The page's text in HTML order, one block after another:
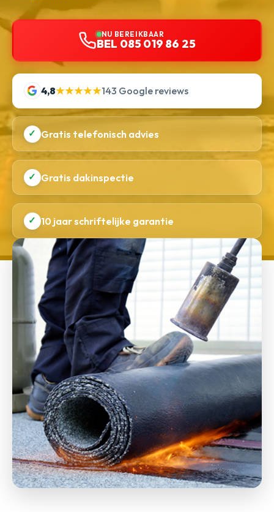
NU BEREIKBAAR
BEL 085 019 86 25
4,8★★★★★143 Google reviews
✓ Gratis telefonisch advies
✓ Gratis dakinspectie
✓ 10 jaar schriftelijke garantie